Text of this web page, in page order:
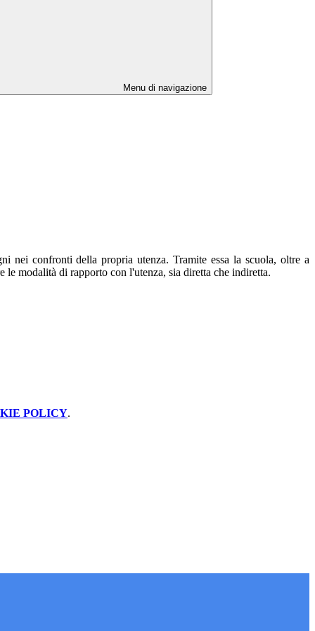
Menu di navigazione
nei confronti della propria utenza. Tramite essa la scuola, oltre a
modalità di rapporto con l'utenza, sia diretta che indiretta.
POLICY.